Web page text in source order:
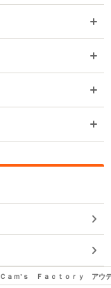
Ｃａｍ’ｓ Ｆａｃｔｏｒｙ アウ